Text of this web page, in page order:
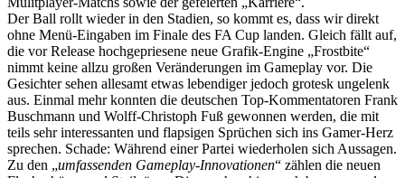
Der Ball rollt wieder in den Stadien, so kommt es, dass wir direkt
ohne Menü-Eingaben im Finale des FA Cup landen. Gleich fällt auf,
die vor Release hochgepriesene neue Grafik-Engine „Frostbite“
nimmt keine allzu großen Veränderungen im Gameplay vor. Die
Gesichter sehen allesamt etwas lebendiger jedoch grotesk ungelenk
aus. Einmal mehr konnten die deutschen Top-Kommentatoren Frank
Buschmann und Wolff-Christoph Fuß gewonnen werden, die mit
teils sehr interessanten und flapsigen Sprüchen sich ins Gamer-Herz
sprechen. Schade: Während einer Partei wiederholen sich Aussagen.
Zu den „umfassenden Gameplay-Innovationen“ zählen die neuen